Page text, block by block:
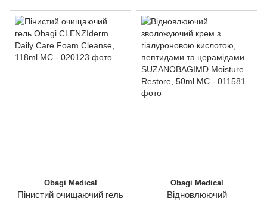
Obagi Medical
Пінистий очищаючий гель
Obagi Medical
Відновлюючий